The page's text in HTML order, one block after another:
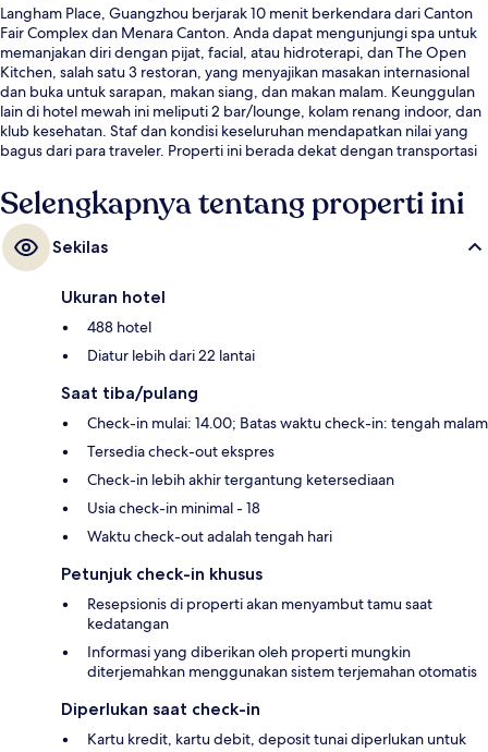
Langham Place, Guangzhou berjarak 10 menit berkendara dari Canton
Fair Complex dan Menara Canton. Anda dapat mengunjungi spa untuk
memanjakan diri dengan pijat, facial, atau hidroterapi, dan The Open
Kitchen, salah satu 3 restoran, yang menyajikan masakan internasional
dan buka untuk sarapan, makan siang, dan makan malam. Keunggulan
lain di hotel mewah ini meliputi 2 bar/lounge, kolam renang indoor, dan
klub kesehatan. Staf dan kondisi keseluruhan mendapatkan nilai yang
bagus dari para traveler. Properti ini berada dekat dengan transportasi
Xingangdong berjarak 7 menit.
Selengkapnya tentang properti ini
Sekilas
Ukuran hotel
488 hotel
Diatur lebih dari 22 lantai
Saat tiba/pulang
Check-in mulai: 14.00; Batas waktu check-in: tengah malam
Tersedia check-out ekspres
Check-in lebih akhir tergantung ketersediaan
Usia check-in minimal - 18
Waktu check-out adalah tengah hari
Petunjuk check-in khusus
Resepsionis di properti akan menyambut tamu saat
kedatangan
Informasi yang diberikan oleh properti mungkin
diterjemahkan menggunakan sistem terjemahan otomatis
Diperlukan saat check-in
Kartu kredit, kartu debit, deposit tunai diperlukan untuk